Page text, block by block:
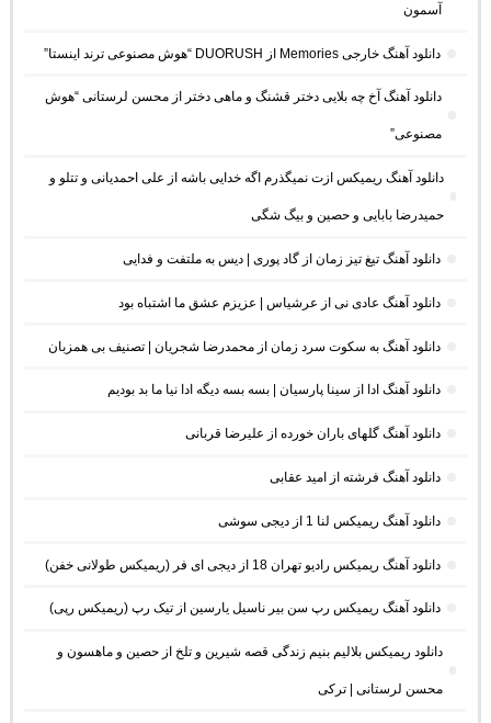
آسمون
دانلود آهنگ خارجی Memories از DUORUSH “هوش مصنوعی ترند اینستا”
دانلود آهنگ آخ چه بلایی دختر قشنگ و ماهی دختر از محسن لرستانی “هوش
مصنوعی”
دانلود آهنگ ریمیکس ازت نمیگذرم اگه خدایی باشه از علی احمدیانی و تتلو و
حمیدرضا بابایی و حصین و بیگ شگی
دانلود آهنگ تیغ تیز زمان از گاد پوری | دیس به ملتفت و فدایی
دانلود آهنگ عادی نی از عرشیاس | عزیزم عشق ما اشتباه بود
دانلود آهنگ به سکوت سرد زمان از محمدرضا شجریان | تصنیف بی همزبان
دانلود آهنگ ادا از سینا پارسیان | بسه بسه دیگه ادا نیا ما بد بودیم
دانلود آهنگ گلهای باران خورده از علیرضا قربانی
دانلود آهنگ فرشته از امید عقابی
دانلود آهنگ ریمیکس لنا 1 از دیجی سوشی
دانلود آهنگ ریمیکس رادیو تهران 18 از دیجی ای فر (ریمیکس طولانی خفن)
دانلود آهنگ ریمیکس رپ سن بیر ناسیل یارسین از تیک رپ (ریمیکس رپی)
دانلود ریمیکس بلالیم بنیم زندگی قصه شیرین و تلخ از حصین و ماهسون و
محسن لرستانی | ترکی